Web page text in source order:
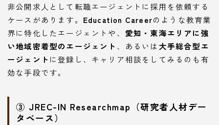
非公開求人として転職エージェントに採用を依頼する
ケースがあります。 Education Careerのような教育業
界に特化したエージェントや、 愛知・東海エリアに強
い地域密着型のエージェント 、あるいは 大手総合型エ
ージェント に登録し、キャリア相談をしてみるのも有
効な手段です。
③ JREC-IN Researchmap（研究者人材デー
タベース）